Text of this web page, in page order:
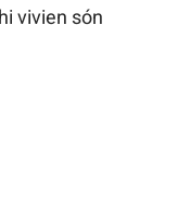
vivien són